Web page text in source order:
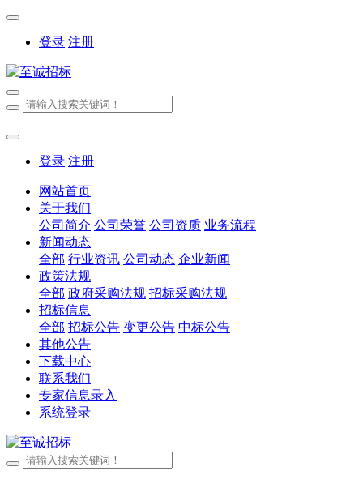
登录 注册
登录 注册
网站首页
关于我们
公司简介 公司荣誉 公司资质 业务流程
新闻动态
全部 行业资讯 公司动态 企业新闻
政策法规
全部 政府采购法规 招标采购法规
招标信息
全部 招标公告 变更公告 中标公告
其他公告
下载中心
联系我们
专家信息录入
系统登录